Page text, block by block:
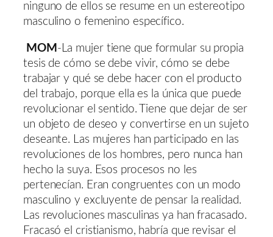
ninguno de ellos se resume en un estereotipo
masculino o femenino específico.
MOM -La mujer tiene que formular su propia
tesis de cómo se debe vivir, cómo se debe
trabajar y qué se debe hacer con el producto
del trabajo, porque ella es la única que puede
revolucionar el sentido. Tiene que dejar de ser
un objeto de deseo y convertirse en un sujeto
deseante. Las mujeres han participado en las
revoluciones de los hombres, pero nunca han
hecho la suya. Esos procesos no les
pertenecían. Eran congruentes con un modo
masculino y excluyente de pensar la realidad.
Las revoluciones masculinas ya han fracasado.
Fracasó el cristianismo, habría que revisar el